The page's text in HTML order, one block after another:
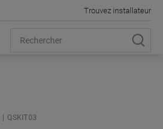
Trouvez installateur
QSKIT03